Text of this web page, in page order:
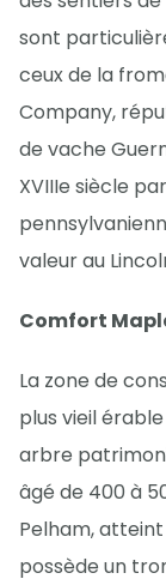
sont
ceux de la
Company,
de vache
XVIIIe siècle
valeur au
Comfort
La zone de
plus vieil
arbre
âgé de 400 à
Pelham,
possède un